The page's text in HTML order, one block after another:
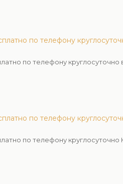
по телефону
по телефону
по телефону
по телефону